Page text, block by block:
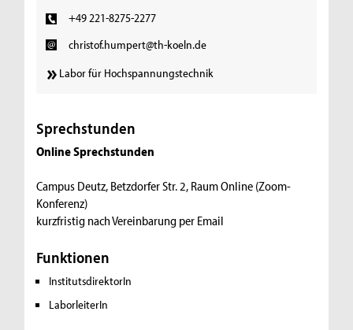
+49 221-8275-2277
christof.humpert@th-koeln.de
Labor für Hochspannungstechnik
Sprechstunden
Online Sprechstunden
Campus Deutz, Betzdorfer Str. 2, Raum Online (Zoom-
Konferenz)
kurzfristig nach Vereinbarung per Email
Funktionen
InstitutsdirektorIn
LaborleiterIn